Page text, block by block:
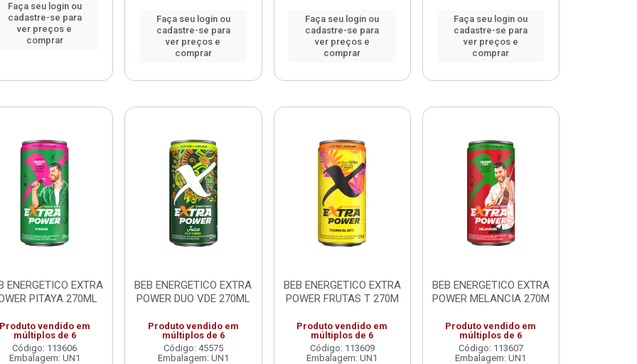
Faça seu login ou
cadastre-se para
ver preços e
comprar
Faça seu login ou
cadastre-se para
ver preços e
comprar
Faça seu login ou
cadastre-se para
ver preços e
comprar
Faça seu login ou
cadastre-se para
ver preços e
comprar
ENERGETICO EXTRA
PITAYA 270ML
vendido em
múltiplos de 6
Código: 113606
Embalagem: UN1
BEB ENERGETICO EXTRA
POWER DUO VDE 270ML
Produto vendido em
múltiplos de 6
Código: 45575
Embalagem: UN1
BEB ENERGETICO EXTRA
POWER FRUTAS T 270M
Produto vendido em
múltiplos de 6
Código: 113609
Embalagem: UN1
BEB ENERGETICO EXTRA
POWER MELANCIA 270M
Produto vendido em
múltiplos de 6
Código: 113607
Embalagem: UN1